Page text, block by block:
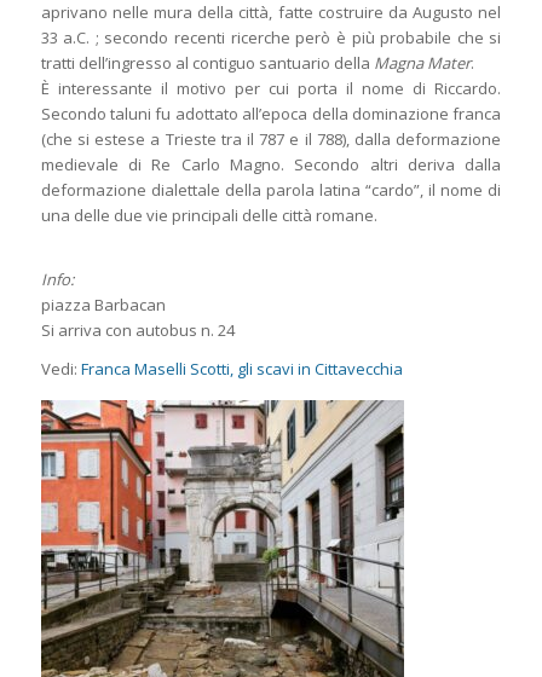
aprivano nelle mura della città, fatte costruire da Augusto nel
33 a.C. ; secondo recenti ricerche però è più probabile che si
tratti dell’ingresso al contiguo santuario della Magna Mater.
È interessante il motivo per cui porta il nome di Riccardo.
Secondo taluni fu adottato all’epoca della dominazione franca
(che si estese a Trieste tra il 787 e il 788), dalla deformazione
medievale di Re Carlo Magno. Secondo altri deriva dalla
deformazione dialettale della parola latina “cardo”, il nome di
una delle due vie principali delle città romane.
Info:
piazza Barbacan
Si arriva con autobus n. 24
Vedi: Franca Maselli Scotti, gli scavi in Cittavecchia